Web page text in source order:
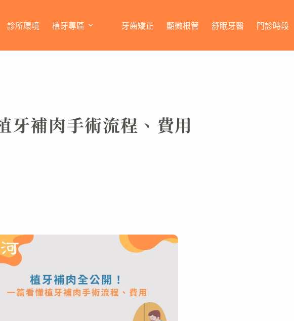
診所環境 植牙專區 牙齒矯正 顯微根管 舒眠牙醫 門診時段
牙補肉手術流程、費用